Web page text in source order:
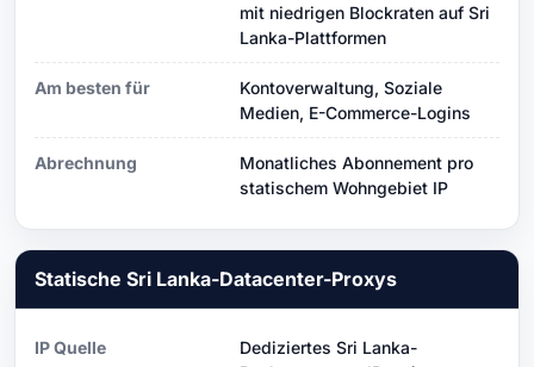
mit niedrigen Blockraten auf Sri
Lanka-Plattformen
Am besten für
Kontoverwaltung, Soziale
Medien, E-Commerce-Logins
Abrechnung
Monatliches Abonnement pro
statischem Wohngebiet IP
Statische Sri Lanka-Datacenter-Proxys
IP Quelle
Dediziertes Sri Lanka-